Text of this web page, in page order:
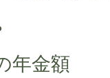
年金額